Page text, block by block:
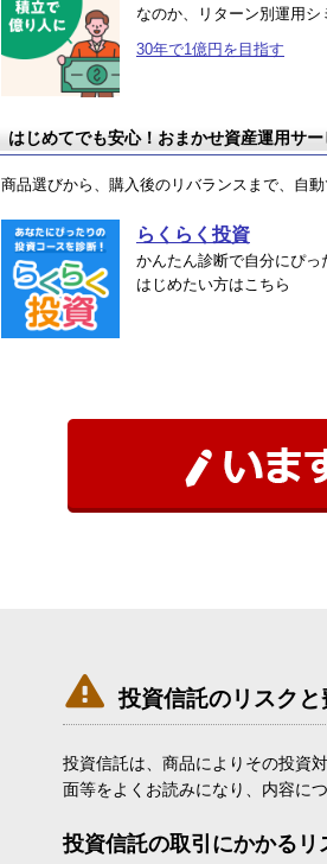
なのか、リターン別運用
30年で1億円を目指す
はじめてでも安心！おまかせ資産運用サー
商品選びから、購入後のリバランスまで、自
らくらく投資
かんたん診断で自分にぴっ
はじめたい方はこちら
 投資信託のリスク
投資信託は、商品によりその投資
面等をよくお読みになり、内容に
投資信託の取引にかかるリ